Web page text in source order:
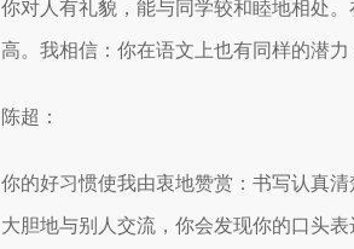
你对人有礼貌，能与同学较和睦地相处
高。我相信：你在语文上也有同样的潜
陈超：
你的好习惯使我由衷地赞赏：书写认真
大胆地与别人交流，你会发现你的口头